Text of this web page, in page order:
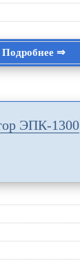
Подробнее ⇒
ЭПК-1300